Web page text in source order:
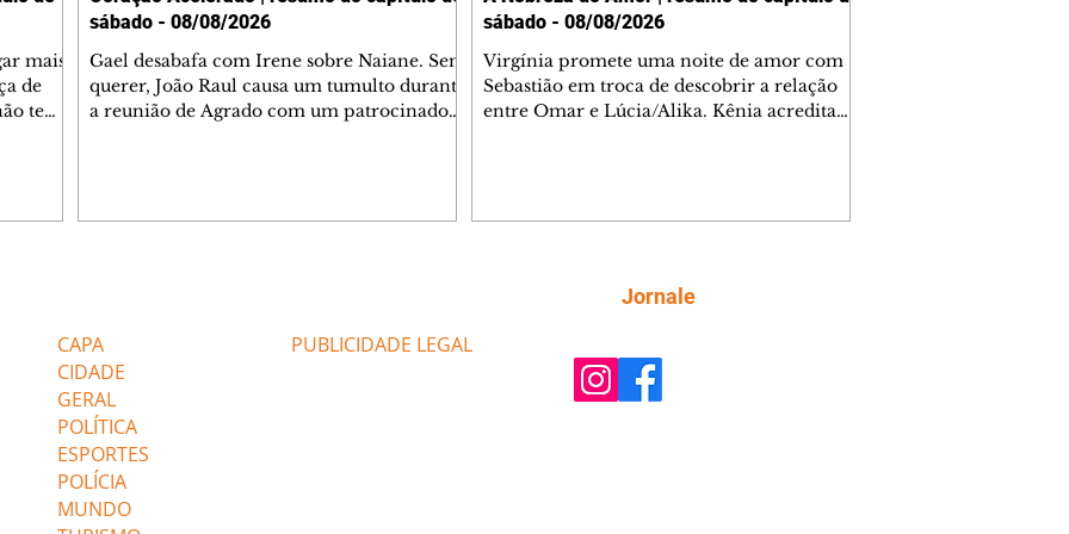
mais
de
tem
de
sábado - 08/08/2026
Gael desabafa com Irene sobre Naiane. Sem
querer, João Raul causa um tumulto durante
a reunião de Agrado com um patrocinador.
termina o relacionamento dos dois.
sábado - 08/08/2026
Virgínia promete uma noite de amor com
Sebastião em troca de descobrir a relação
entre Omar e Lúcia/Alika. Kênia acredita
comentam sobre a possível jazida de
tungstênio na região. Virgínia provoca
CAPA
CIDADE
GERAL
POLÍTICA
ESPORTES
POLÍCIA
MUNDO
PUBLICIDADE LEGAL
Jornale